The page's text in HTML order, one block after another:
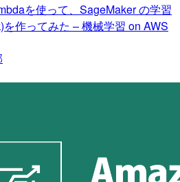
を使って、SageMaker の学習
作ってみた – 機械学習 on AWS